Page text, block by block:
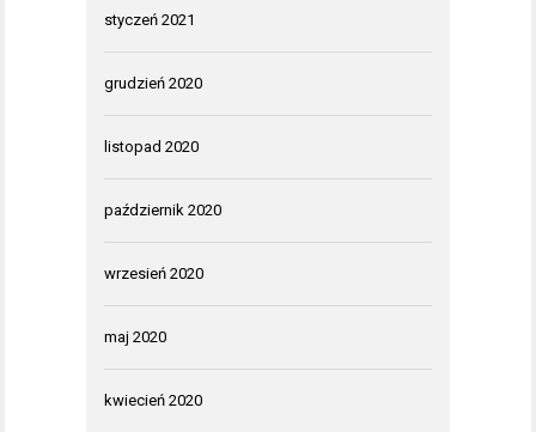
styczeń 2021
grudzień 2020
listopad 2020
październik 2020
wrzesień 2020
maj 2020
kwiecień 2020